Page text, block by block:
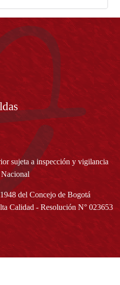
sujeta a inspección y vigilancia
del Concejo de Bogotá
Calidad - Resolución N° 023653